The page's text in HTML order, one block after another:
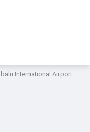
International Airport